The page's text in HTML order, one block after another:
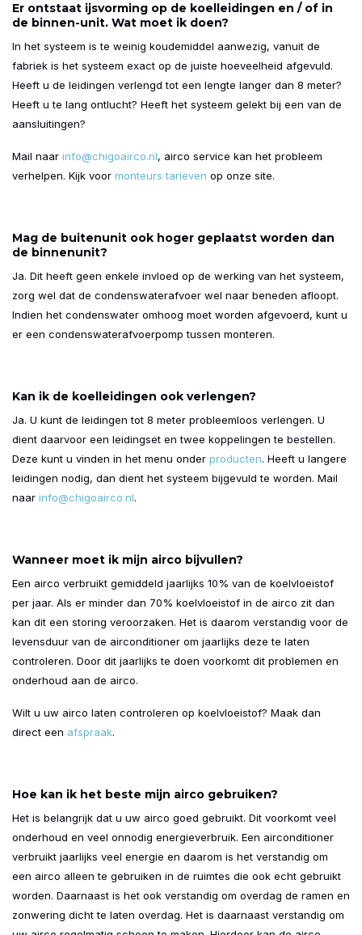
Er ontstaat ijsvorming op de koelleidingen en / of in
de binnen-unit. Wat moet ik doen?
In het systeem is te weinig koudemiddel aanwezig, vanuit de
fabriek is het systeem exact op de juiste hoeveelheid afgevuld.
Heeft u de leidingen verlengd tot een lengte langer dan 8 meter?
Heeft u te lang ontlucht? Heeft het systeem gelekt bij een van de
aansluitingen?
Mail naar info@chigoairco.nl, airco service kan het probleem
verhelpen. Kijk voor monteurs tarieven op onze site.
Mag de buitenunit ook hoger geplaatst worden dan
de binnenunit?
Ja. Dit heeft geen enkele invloed op de werking van het systeem,
zorg wel dat de condenswaterafvoer wel naar beneden afloopt.
Indien het condenswater omhoog moet worden afgevoerd, kunt u
er een condenswaterafvoerpomp tussen monteren.
Kan ik de koelleidingen ook verlengen?
Ja. U kunt de leidingen tot 8 meter probleemloos verlengen. U
dient daarvoor een leidingset en twee koppelingen te bestellen.
Deze kunt u vinden in het menu onder producten. Heeft u langere
leidingen nodig, dan dient het systeem bijgevuld te worden. Mail
naar info@chigoairco.nl.
Wanneer moet ik mijn airco bijvullen?
Een airco verbruikt gemiddeld jaarlijks 10% van de koelvloeistof
per jaar. Als er minder dan 70% koelvloeistof in de airco zit dan
kan dit een storing veroorzaken. Het is daarom verstandig voor de
levensduur van de airconditioner om jaarlijks deze te laten
controleren. Door dit jaarlijks te doen voorkomt dit problemen en
onderhoud aan de airco.
Wilt u uw airco laten controleren op koelvloeistof? Maak dan
direct een afspraak.
Hoe kan ik het beste mijn airco gebruiken?
Het is belangrijk dat u uw airco goed gebruikt. Dit voorkomt veel
onderhoud en veel onnodig energieverbruik. Een airconditioner
verbruikt jaarlijks veel energie en daarom is het verstandig om
een airco alleen te gebruiken in de ruimtes die ook echt gebruikt
worden. Daarnaast is het ook verstandig om overdag de ramen en
zonwering dicht te laten overdag. Het is daarnaast verstandig om